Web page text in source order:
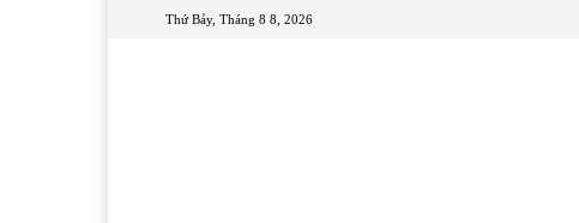
Thứ Bảy, Tháng 8 8, 2026